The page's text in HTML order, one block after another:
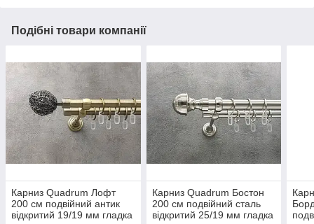
Подібні товари компанії
Карниз Quadrum Лофт
200 см подвійний антик
відкритий 19/19 мм гладка
Карниз Quadrum Бостон
200 см подвійний сталь
відкритий 25/19 мм гладка